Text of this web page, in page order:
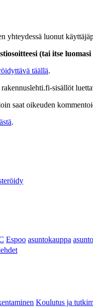
yhteydessä luonut
(tai itse
täällä.
sisällöt
saat oikeuden
.
Espoo asuntokauppa
Koulutus ja